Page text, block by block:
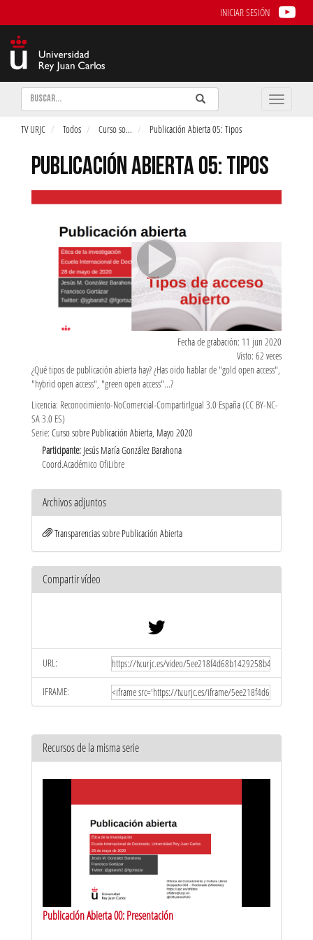
INICIAR SESIÓN
Buscar Enviar
Buscar
Toggle
TV URJC Todos Curso so... Publicación Abierta 05: Tipos
PUBLICACIÓN ABIERTA 05: TIPOS
Fecha de grabación: 11 jun 2020
Visto: 62 veces
¿Qué tipos de publicación abierta hay? ¿Has oido hablar de "gold open access",
"hybrid open access", "green open access"...?
Licencia: Reconocimiento-NoComercial-CompartirIgual 3.0 España (CC BY-NC-
SA 3.0 ES)
Serie: Curso sobre Publicación Abierta, Mayo 2020
Participante: Jesús María González Barahona
Coord.Académico OfiLibre
Archivos adjuntos
Transparencias sobre Publicación Abierta
Compartir vídeo
URL:
IFRAME:
Recursos de la misma serie
Publicación Abierta 00: Presentación